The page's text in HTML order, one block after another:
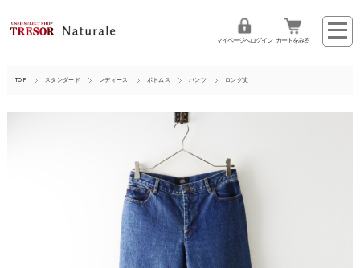
マイページへログイン カートをみる
TOP スタンダード レディース ボトムス パンツ ロング丈